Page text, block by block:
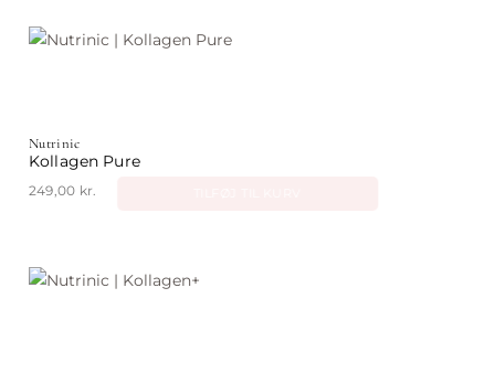
Nutrinic
Kollagen Pure
249,00 kr.